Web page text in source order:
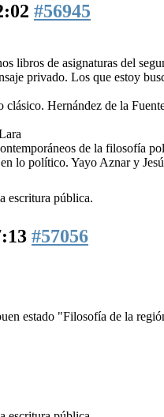
#56945
libros de asignaturas del
privado. Los que estoy
Hernández de la
de la filosofía
lo político. Yayo Aznar y
escritura pública.
#57056
estado "Filosofía de la